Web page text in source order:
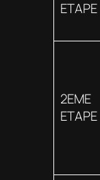
ETAPE
2EME
ETAPE